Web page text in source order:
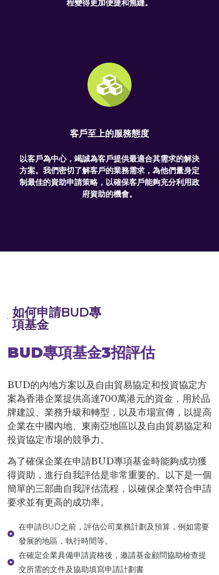
程變得更加便捷和無縫。
客戶至上的服務態度
以客戶為中心，竭誠為客戶提供最適合其需求的解決
方案。我們密切了解客戶的業務需求，為他們量身定
制最佳的資助申請策略，以確保客戶能夠充分利用政
府資助的機會。
如何申請BUD專
項基金
BUD專項基金3招評估
BUD的內地方案以及自由貿易協定和投資協定方
案為香港企業提供高達700萬港元的資金，用於品
牌建設、業務升級和轉型，以及市場宣傳，以提高
企業在中國內地、東南亞地區以及自由貿易協定和
投資協定市場的競爭力。
為了確保企業在申請BUD專項基金時能夠成功獲
得資助，進行自我評估是非常重要的。以下是一個
簡單的三部曲自我評估流程，以確保企業符合申請
要求並有更高的成功率。
在申請BUD之前，評估公司業務計劃及預算，例如需要
發展的地區，執行時間等。
在確定企業具備申請資格後，邀請基金顧問協助檢查提
交所需的文件及協助填寫申請計劃書